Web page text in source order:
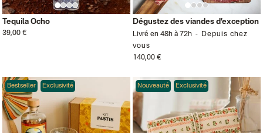
Tequila Ocho
39,00 €
Dégustez des viandes d’exception
Livré en 48h à 72h
Depuis chez
vous
140,00 €
Bestseller Exclusivité Nouveauté Exclusivité